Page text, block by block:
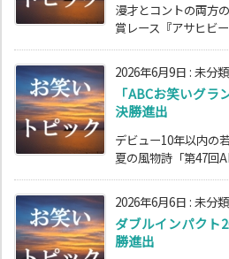
漫才とコントの両方
賞レース『アサヒビ
2026年6月9日 : 未分類
「ABCお笑いグ
決勝進出
デビュー10年以内の
夏の風物詩「第47回
2026年6月6日 : 未分類
ダブルインパクト
勝進出